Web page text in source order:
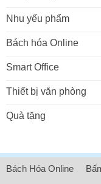
Nhu yếu phẩm
Bách hóa Online
Smart Office
Thiết bị văn phòng
Quà tặng
Bách Hóa Online